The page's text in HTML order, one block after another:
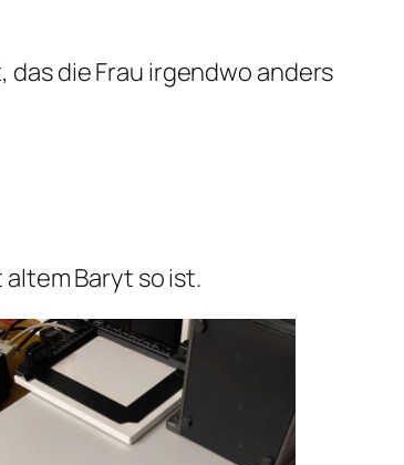
das die Frau irgendwo anders
Baryt so ist.